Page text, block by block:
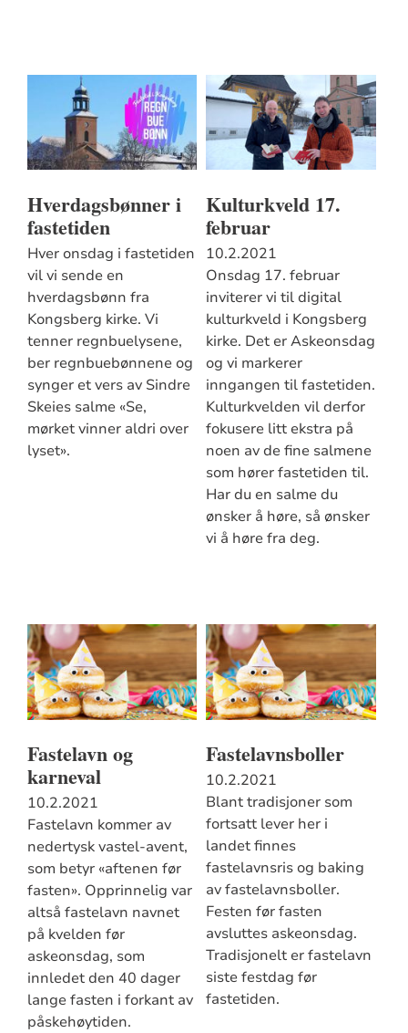
Hverdagsbønner i
fastetiden
Hver onsdag i fastetiden
vil vi sende en
hverdagsbønn fra
Kongsberg kirke. Vi
tenner regnbuelysene,
ber regnbuebønnene og
synger et vers av Sindre
Skeies salme «Se,
mørket vinner aldri over
lyset».
Kulturkveld 17.
februar
10.2.2021
Onsdag 17. februar
inviterer vi til digital
kulturkveld i Kongsberg
kirke. Det er Askeonsdag
og vi markerer
inngangen til fastetiden.
Kulturkvelden vil derfor
fokusere litt ekstra på
noen av de fine salmene
som hører fastetiden til.
Har du en salme du
ønsker å høre, så ønsker
vi å høre fra deg.
Fastelavn og
karneval
10.2.2021
Fastelavn kommer av
nedertysk vastel-avent,
som betyr «aftenen før
fasten». Opprinnelig var
altså fastelavn navnet
på kvelden før
askeonsdag, som
innledet den 40 dager
lange fasten i forkant av
påskehøytiden.
Fastelavnsboller
10.2.2021
Blant tradisjoner som
fortsatt lever her i
landet finnes
fastelavnsris og baking
av fastelavnsboller.
Festen før fasten
avsluttes askeonsdag.
Tradisjonelt er fastelavn
siste festdag før
fastetiden.